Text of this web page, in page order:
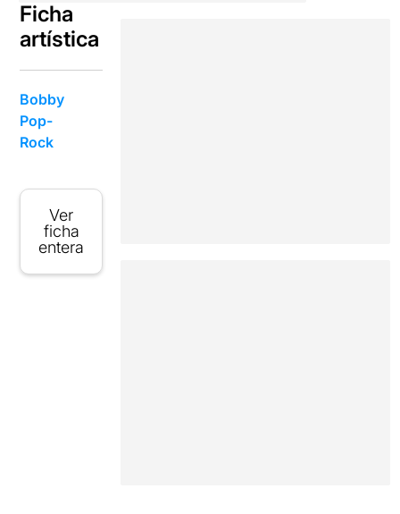
Ficha
artística
Bobby
Pop-
Rock
Ver
ficha
entera